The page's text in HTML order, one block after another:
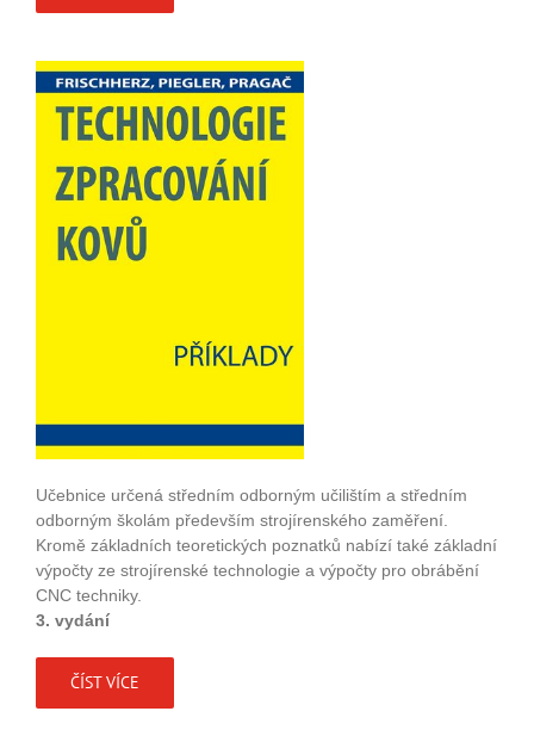
Učebnice určená středním odborným učilištím a středním
odborným školám především strojírenského zaměření.
Kromě základních teoretických poznatků nabízí také základní
výpočty ze strojírenské technologie a výpočty pro obrábění
CNC techniky.
3. vydání
ČÍST VÍCE